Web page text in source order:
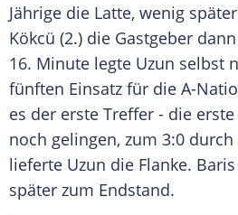
Jährige die Latte, wenig
Kökcü (2.) die Gastgeber
16. Minute legte Uzun selbst
fünften Einsatz für die A-
es der erste Treffer - die
noch gelingen, zum 3:0 durch
lieferte Uzun die Flanke.
später zum Endstand.